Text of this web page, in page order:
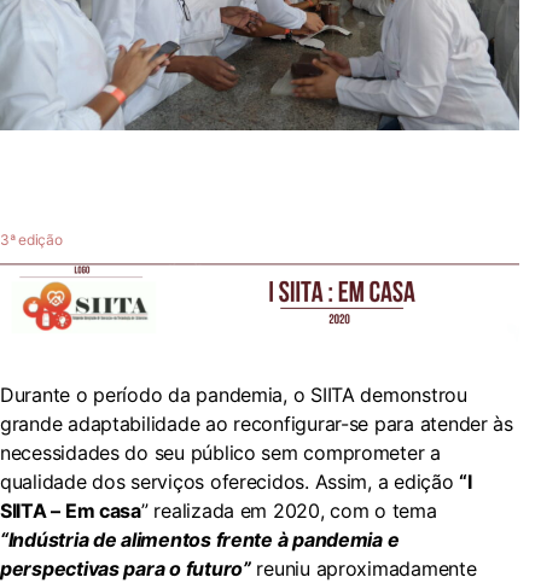
3ª edição
Durante o período da pandemia, o SIITA demonstrou
grande adaptabilidade ao reconfigurar-se para atender às
necessidades do seu público sem comprometer a
qualidade dos serviços oferecidos. Assim, a edição“I
SIITA – Em casa” realizada em 2020, com o tema
“Indústria de alimentos frente à pandemia e
perspectivas para o futuro”reuniu aproximadamente